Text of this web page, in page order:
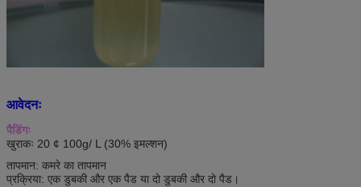
आवेदनः
पैडिंगः
खुराकः 20 ¢ 100g/ L (30% इमल्शन)
तापमान: कमरे का तापमान
प्रक्रिया: एक डुबकी और एक पैड या दो डुबकी और दो पैड।